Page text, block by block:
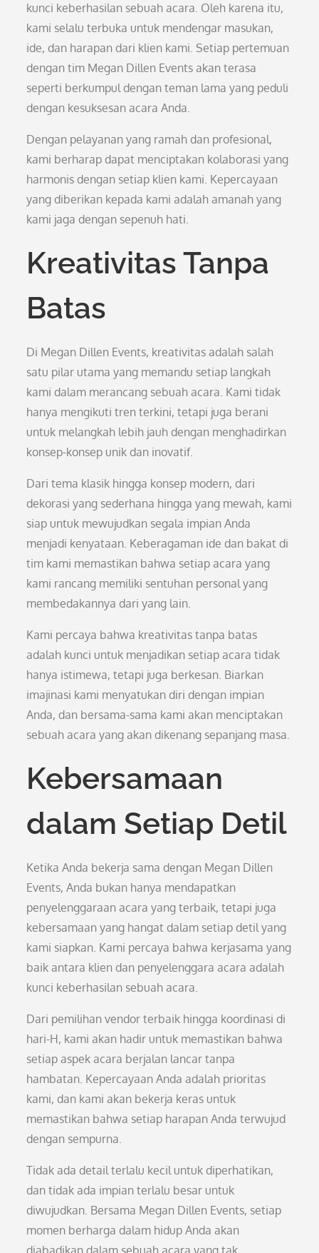
kunci keberhasilan sebuah acara. Oleh karena itu,
kami selalu terbuka untuk mendengar masukan,
ide, dan harapan dari klien kami. Setiap pertemuan
dengan tim Megan Dillen Events akan terasa
seperti berkumpul dengan teman lama yang peduli
dengan kesuksesan acara Anda.
Dengan pelayanan yang ramah dan profesional,
kami berharap dapat menciptakan kolaborasi yang
harmonis dengan setiap klien kami. Kepercayaan
yang diberikan kepada kami adalah amanah yang
kami jaga dengan sepenuh hati.
Kreativitas Tanpa
Batas
Di Megan Dillen Events, kreativitas adalah salah
satu pilar utama yang memandu setiap langkah
kami dalam merancang sebuah acara. Kami tidak
hanya mengikuti tren terkini, tetapi juga berani
untuk melangkah lebih jauh dengan menghadirkan
konsep-konsep unik dan inovatif.
Dari tema klasik hingga konsep modern, dari
dekorasi yang sederhana hingga yang mewah, kami
siap untuk mewujudkan segala impian Anda
menjadi kenyataan. Keberagaman ide dan bakat di
tim kami memastikan bahwa setiap acara yang
kami rancang memiliki sentuhan personal yang
membedakannya dari yang lain.
Kami percaya bahwa kreativitas tanpa batas
adalah kunci untuk menjadikan setiap acara tidak
hanya istimewa, tetapi juga berkesan. Biarkan
imajinasi kami menyatukan diri dengan impian
Anda, dan bersama-sama kami akan menciptakan
sebuah acara yang akan dikenang sepanjang masa.
Kebersamaan
dalam Setiap Detil
Ketika Anda bekerja sama dengan Megan Dillen
Events, Anda bukan hanya mendapatkan
penyelenggaraan acara yang terbaik, tetapi juga
kebersamaan yang hangat dalam setiap detil yang
kami siapkan. Kami percaya bahwa kerjasama yang
baik antara klien dan penyelenggara acara adalah
kunci keberhasilan sebuah acara.
Dari pemilihan vendor terbaik hingga koordinasi di
hari-H, kami akan hadir untuk memastikan bahwa
setiap aspek acara berjalan lancar tanpa
hambatan. Kepercayaan Anda adalah prioritas
kami, dan kami akan bekerja keras untuk
memastikan bahwa setiap harapan Anda terwujud
dengan sempurna.
Tidak ada detail terlalu kecil untuk diperhatikan,
dan tidak ada impian terlalu besar untuk
diwujudkan. Bersama Megan Dillen Events, setiap
momen berharga dalam hidup Anda akan
diabadikan dalam sebuah acara yang tak